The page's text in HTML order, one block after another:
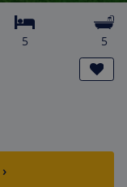
5 5
›